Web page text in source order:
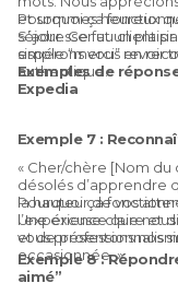
et sommes heureux
séjour. Ce fut un
espérons vous revoir
Pourquoi ça
S’adresser au client
simple “merci” en
authentique.
Exemples de
Expedia
Exemple 7 :
« Cher/chère [Nom du
désolés d’apprendre
la hauteur de vos
l’expérience que
vous présentons nos
occasionnée. »
Pourquoi ça
Une excuse claire et
et de
Exemple 8 :
aimé”